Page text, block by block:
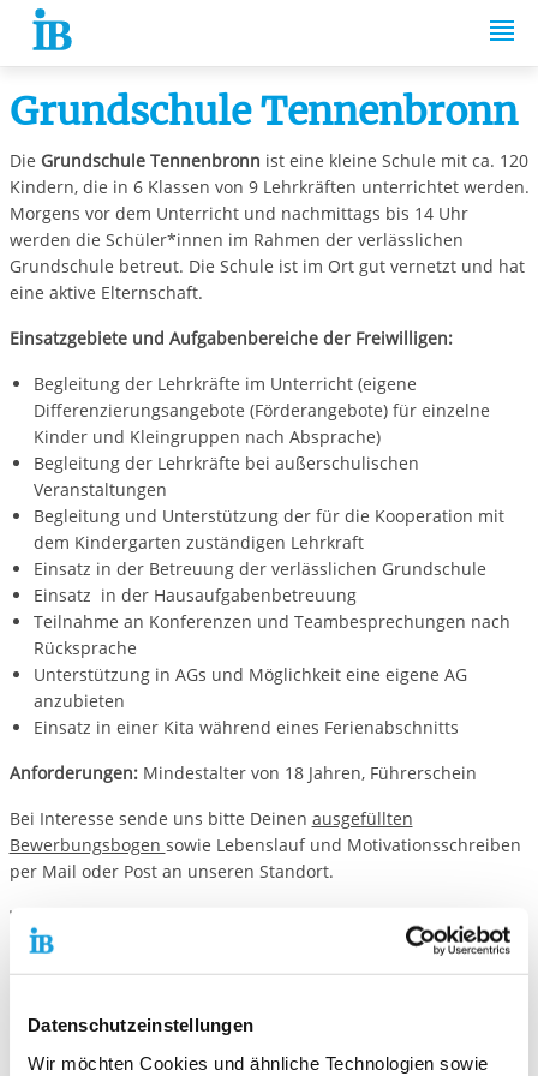
Datenschutzeinstellungen
Wir möchten Cookies und ähnliche Technologien sowie
Springe zum Inhalt
Grundschule Tennenbronn
Die Grundschule Tennenbronn ist eine kleine Schule mit ca. 120
Kindern, die in 6 Klassen von 9 Lehrkräften unterrichtet werden.
Morgens vor dem Unterricht und nachmittags bis 14 Uhr
werden die Schüler*innen im Rahmen der verlässlichen
Grundschule betreut. Die Schule ist im Ort gut vernetzt und hat
eine aktive Elternschaft.
Einsatzgebiete und Aufgabenbereiche der Freiwilligen:
Begleitung der Lehrkräfte im Unterricht (eigene
Differenzierungsangebote (Förderangebote) für einzelne
Kinder und Kleingruppen nach Absprache)
Begleitung der Lehrkräfte bei außerschulischen
Veranstaltungen
Begleitung und Unterstützung der für die Kooperation mit
dem Kindergarten zuständigen Lehrkraft
Einsatz in der Betreuung der verlässlichen Grundschule
Einsatz in der Hausaufgabenbetreuung
Teilnahme an Konferenzen und Teambesprechungen nach
Rücksprache
Unterstützung in AGs und Möglichkeit eine eigene AG
anzubieten
Einsatz in einer Kita während eines Ferienabschnitts
Anforderungen:Mindestalter von 18 Jahren, Führerschein
Bei Interesse sende uns bitte Deinen ausgefüllten
Bewerbungsbogen sowie Lebenslauf und Motivationsschreiben
per Mail oder Post an unseren Standort.
Wir freuen uns auf Deine Bewerbung!